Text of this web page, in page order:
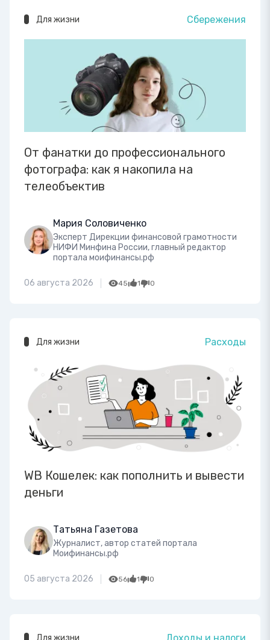
Для жизни Сбережения
От фанатки до профессионального
фотографа: как я накопила на
телеобъектив
Мария Соловиченко
Эксперт Дирекции финансовой грамотности
НИФИ Минфина России, главный редактор
портала моифинансы.рф
06 августа 2026 45 1 0
Для жизни Расходы
WB Кошелек: как пополнить и вывести
деньги
Татьяна Газетова
Журналист, автор статей портала
Моифинансы.рф
05 августа 2026 56 1 0
Для жизни